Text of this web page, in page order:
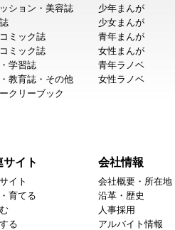
ション・美容誌
ミック誌
ミック誌
学習誌
教育誌・その他
クリーブック
少年まんが
少女まんが
青年まんが
女性まんが
青年ラノベ
女性ラノベ
サイト
イト
育てる
る
会社情報
会社概要・所在地
沿革・歴史
人事採用
アルバイト情報